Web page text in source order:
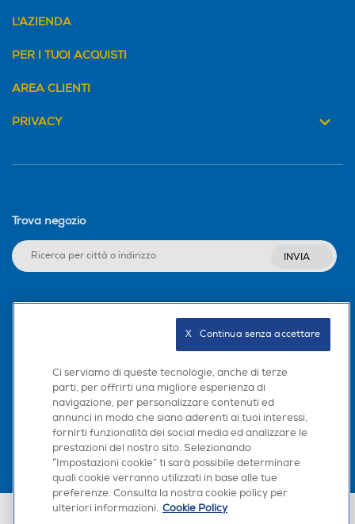
L'AZIENDA
PER I TUOI ACQUISTI
AREA CLIENTI
PRIVACY
Trova negozio
INVIA
Scarica la nostra app
Euronics Italia SpA. Sede legale Via Montefeltro, 6/a 20156 Milano
Ci serviamo di queste tecnologie, anche di terze
parti, per offrirti una migliore esperienza di
navigazione, per personalizzare contenuti ed
annunci in modo che siano aderenti ai tuoi interessi,
fornirti funzionalità dei social media ed analizzare le
prestazioni del nostro sito. Selezionando
“Impostazioni cookie” ti sarà possibile determinare
quali cookie verranno utilizzati in base alle tue
preferenze. Consulta la nostra cookie policy per
ulteriori informazioni. Cookie Policy
X   Continua senza accettare